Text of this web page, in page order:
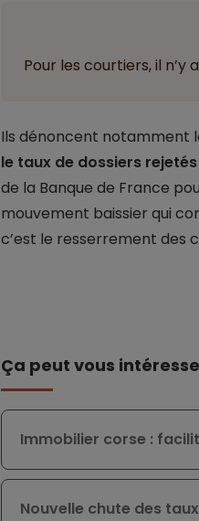
Pour les courtiers, il n’y
Ils dénoncent notamment
le taux de dossiers
de la Banque de France
mouvement baissier qui
c’est le resserrement des
Ça peut vous
Immobilier corse :
Nouvelle chute des